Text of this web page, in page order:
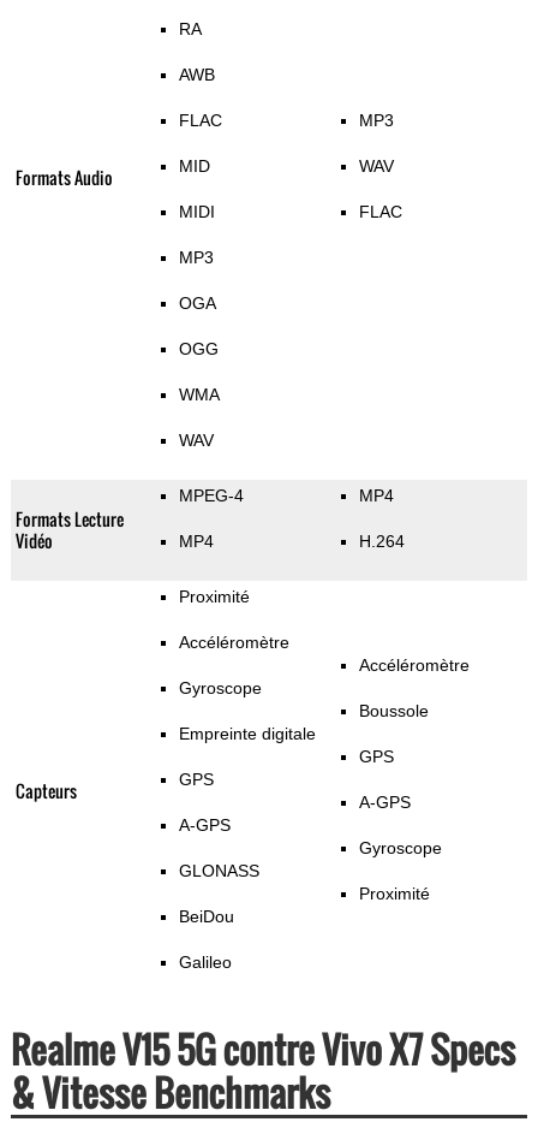
Formats Audio
RA
AWB
FLAC
MID
MIDI
MP3
OGA
OGG
WMA
WAV
MP3
WAV
FLAC
Formats Lecture
Vidéo
MPEG-4
MP4
MP4
H.264
Capteurs
Proximité
Accéléromètre
Gyroscope
Empreinte digitale
GPS
A-GPS
GLONASS
BeiDou
Galileo
Accéléromètre
Boussole
GPS
A-GPS
Gyroscope
Proximité
Realme V15 5G contre Vivo X7 Specs
& Vitesse Benchmarks